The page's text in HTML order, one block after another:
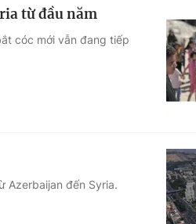
từ đầu năm
cóc mới vẫn đang tiếp
Azerbaijan đến Syria.